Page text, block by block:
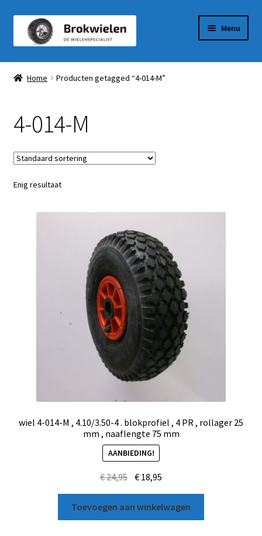
door
navigatie
naar
inhoud
Menu
Winkel
Afrekenen
Mijn Account
Home Producten getagged “4-014-M”
4-014-M
Enig resultaat
wiel 4-014-M , 4.10/3.50-4 . blokprofiel , 4 PR , rollager 25
mm , naaflengte 75 mm
AANBIEDING!
€24,95 € 18,95
Toevoegen aan winkelwagen